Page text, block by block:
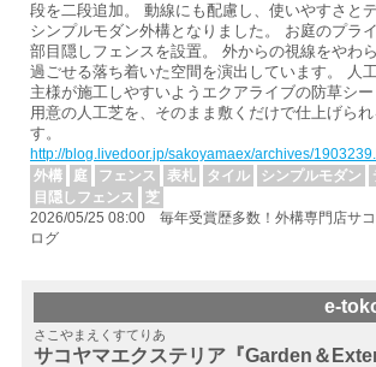
段を二段追加。 動線にも配慮し、使いやすさと
シンプルモダン外構となりました。 お庭のプラ
部目隠しフェンスを設置。 外からの視線をやわ
過ごせる落ち着いた空間を演出しています。 人
主様が施工しやすいようエクアライブの防草シ
用意の人工芝を、そのまま敷くだけで仕上げら
す。
http://blog.livedoor.jp/sakoyamaex/archives/
外構
庭 フェンス 表札 タイル シンプルモダン
目隠しフェンス
芝
2026/05/25 08:00 毎年受賞歴多数！外構専門店サ
ログ
e-
さこやまえくすてりあ
サコヤマエクステリア『Garden＆